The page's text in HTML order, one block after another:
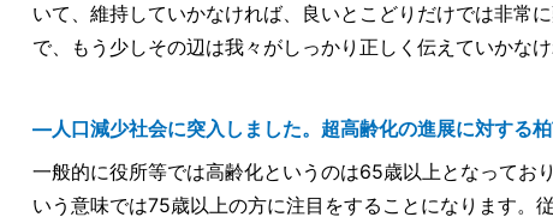
いて、維持していかなければ、良いとこどりだけでは非常
で、もう少しその辺は我々がしっかり正しく伝えていかな
―人口減少社会に突入しました。超高齢化の進展に対する柏
一般的に役所等では高齢化というのは65歳以上となってお
いう意味では75歳以上の方に注目をすることになります。